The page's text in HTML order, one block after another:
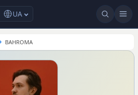
UA
BAHROMA